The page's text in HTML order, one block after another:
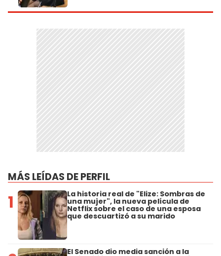
MÁS LEÍDAS DE PERFIL
1 La historia real de "Elize: Sombras de
una mujer", la nueva película de
Netflix sobre el caso de una esposa
que descuartizó a su marido
El Senado dio media sanción a la